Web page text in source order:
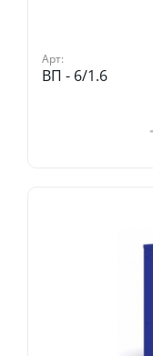
Арт:
ВП - 6/1.6